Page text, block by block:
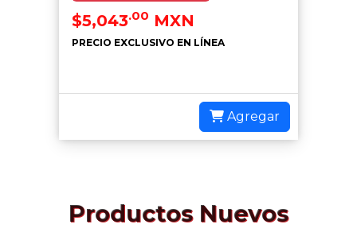
$5,043.00 MXN
PRECIO EXCLUSIVO EN LÍNEA
Agregar
Productos Nuevos